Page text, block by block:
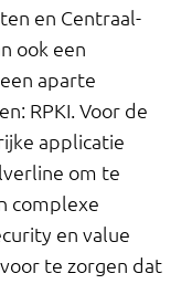
en Centraal-
ook een
aparte
RPKI. Voor de
applicatie
om te
complexe
en value
te zorgen dat